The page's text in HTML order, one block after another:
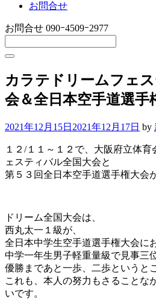
お問合せ
お問合せ 090ｰ4509ｰ2977
カラテドリームフェ
会＆全日本空手道選手
2021年12月15日 2021年12月17日 by
１２/１１～１２で、大阪府立体
ェスティバル全国大会と
第５３回全日本空手道選手権大会
ドリーム全国大会は、
西丸太一１級が、
全日本中学生空手道選手権大会に
中学一年生男子軽重量級で見事三
優勝まであと一歩、二歩というと
これも、本人の努力もさることな
いです。